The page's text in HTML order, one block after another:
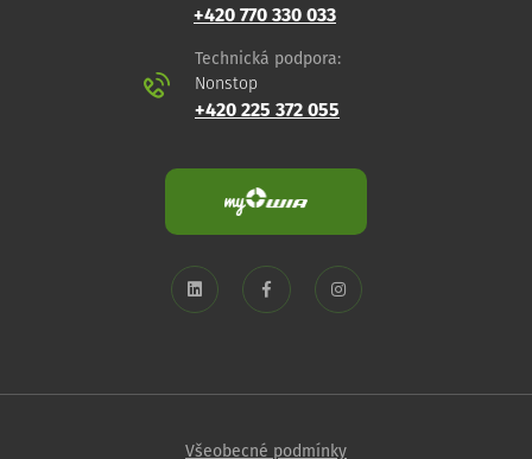
+420 770 330 033
Technická podpora:
Nonstop
+420 225 372 055
Všeobecné podmínky